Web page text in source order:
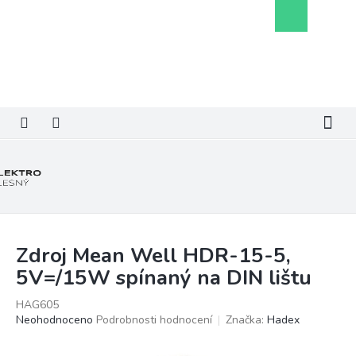
košík
Zdroj Mean Well HDR-15-5,
5V=/15W spínaný na DIN lištu
HAG605
Průměrné
Neohodnoceno Podrobnosti hodnocení Značka: Hadex